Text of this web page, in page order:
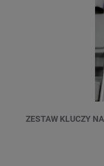
ZESTAW KLUCZY